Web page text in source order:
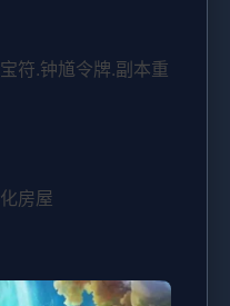
符.钟馗令牌.副本重
房屋